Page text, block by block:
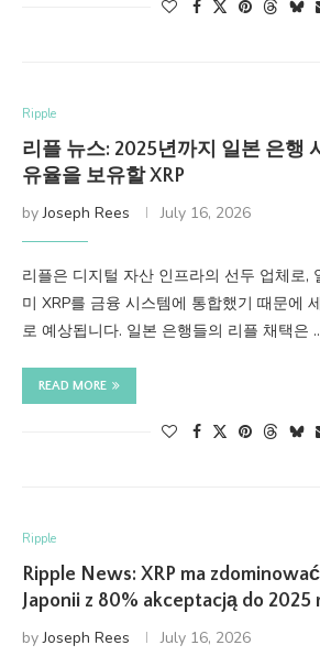
Ripple
리플 뉴스: 2025년까지 일본 은행
유율을 보유할 XRP
byJoseph Rees July 16, 2026
리플은 디지털 자산 인프라의 선두 업체로,
미 XRP를 금융 시스템에 통합했기 때문에
로 예상됩니다. 일본 은행들의 리플 채택은
READ MORE
Ripple
Ripple News: XRP ma
Japonii z 80% akceptacją do 2025
byJoseph Rees July 16, 2026